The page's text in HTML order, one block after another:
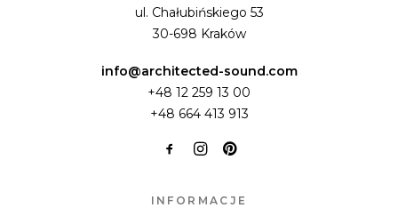
ul. Chałubińskiego 53
30-698 Kraków
info@architected-sound.com
+48 12 259 13 00
+48 664 413 913
INFORMACJE